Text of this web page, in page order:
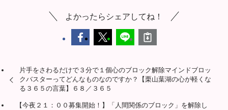
よかったらシェアしてね！
片手をさわるだけで３分で１個心のブロック解除マインドブロッ
クバスターってどんなものなのですか？【栗山葉湖の心が軽くな
る３６５の言葉】６８／３６５
【今夜２１：００募集開始！】「人間関係のブロック」を解除し